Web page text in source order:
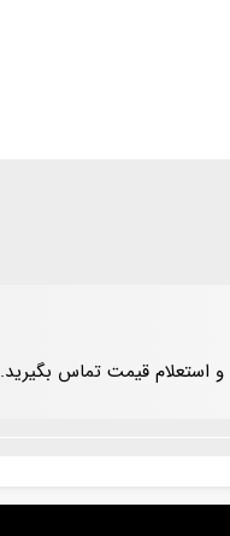
استعلام قیمت تماس بگیرید.